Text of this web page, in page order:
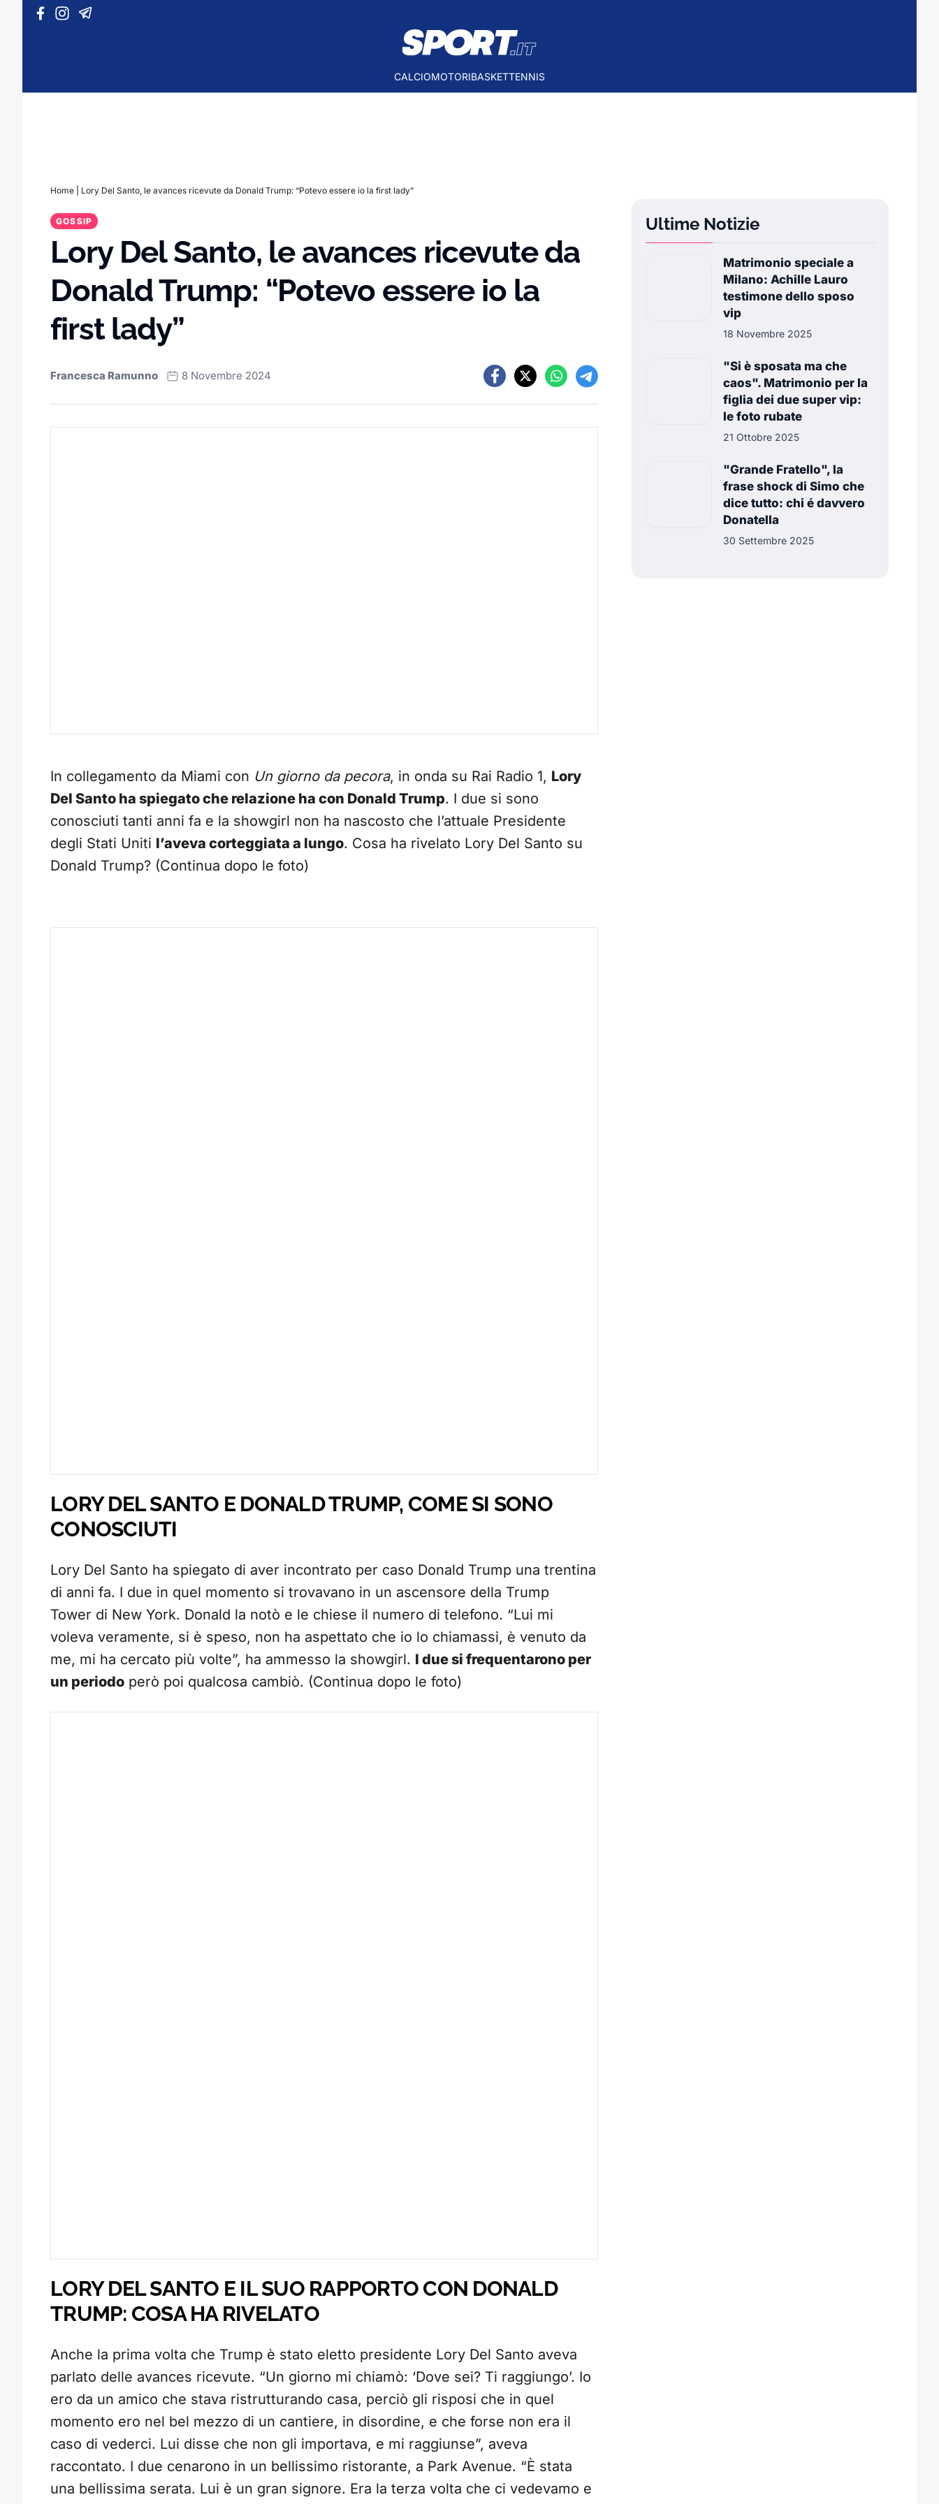
Vai al contenuto
CALCIOMOTORIBASKETTENNIS
Home Lory Del Santo, le avances ricevute da Donald Trump: “Potevo essere io la first lady”
GOSSIP
Lory Del Santo, le avances ricevute da
Donald Trump: “Potevo essere io la
first lady”
Francesca Ramunno 8 Novembre 2024
In collegamento da Miami con Un giorno da pecora, in onda su Rai Radio 1, Lory
Del Santo ha spiegato che relazione ha con Donald Trump. I due si sono
conosciuti tanti anni fa e la showgirl non ha nascosto che l’attuale Presidente
degli Stati Uniti l’aveva corteggiata a lungo. Cosa ha rivelato Lory Del Santo su
Donald Trump? (Continua dopo le foto)
LORY DEL SANTO E DONALD TRUMP, COME SI SONO
CONOSCIUTI
Lory Del Santo ha spiegato di aver incontrato per caso Donald Trump una trentina
di anni fa. I due in quel momento si trovavano in un ascensore della Trump
Tower di New York. Donald la notò e le chiese il numero di telefono. “Lui mi
voleva veramente, si è speso, non ha aspettato che io lo chiamassi, è venuto da
me, mi ha cercato più volte”, ha ammesso la showgirl. I due si frequentarono per
un periodo però poi qualcosa cambiò. (Continua dopo le foto)
LORY DEL SANTO E IL SUO RAPPORTO CON DONALD
TRUMP: COSA HA RIVELATO
Anche la prima volta che Trump è stato eletto presidente Lory Del Santo aveva
parlato delle avances ricevute. “Un giorno mi chiamò: ‘Dove sei? Ti raggiungo’. Io
ero da un amico che stava ristrutturando casa, perciò gli risposi che in quel
momento ero nel bel mezzo di un cantiere, in disordine, e che forse non era il
caso di vederci. Lui disse che non gli importava, e mi raggiunse”, aveva
raccontato. I due cenarono in un bellissimo ristorante, a Park Avenue. “È stata
una bellissima serata. Lui è un gran signore. Era la terza volta che ci vedevamo e
Ultime Notizie
Matrimonio speciale a
Milano: Achille Lauro
testimone dello sposo
vip
18 Novembre 2025
"Si è sposata ma che
caos". Matrimonio per la
figlia dei due super vip:
le foto rubate
21 Ottobre 2025
"Grande Fratello", la
frase shock di Simo che
dice tutto: chi é davvero
Donatella
30 Settembre 2025